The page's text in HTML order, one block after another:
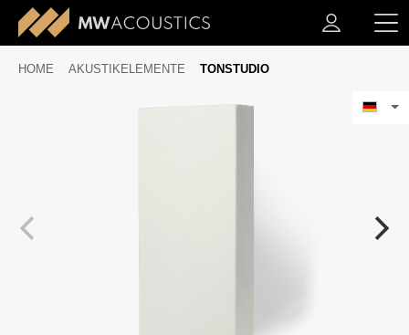
HOME AKUSTIKELEMENTE TONSTUDIO